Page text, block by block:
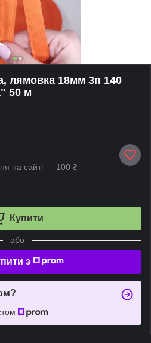
лямовка 18мм 3п 140
50 м
на сайті — 100 ₴
Купити
або
з